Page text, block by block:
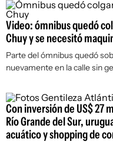
Video: ómnibus quedó
Chuy y se necesitó
Parte del ómnibus quedó
nuevamente en la calle sin
Con inversión de US$ 27
Río Grande del Sur,
acuático y shopping de